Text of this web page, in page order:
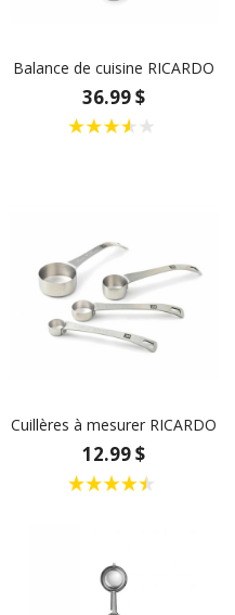
Balance de cuisine RICARDO
36.99 $
Cuillères à mesurer RICARDO
12.99 $